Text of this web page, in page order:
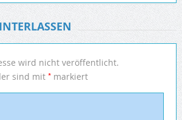
wird nicht veröffentlicht.
sind mit *markiert